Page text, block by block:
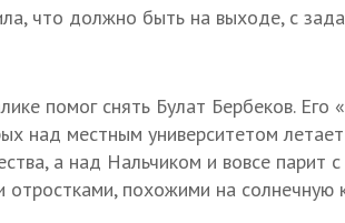
что должно быть на выходе, с
помог снять Булат Бербеков. Его
над местным университетом
а над Нальчиком и вовсе парит
похожими на солнечную